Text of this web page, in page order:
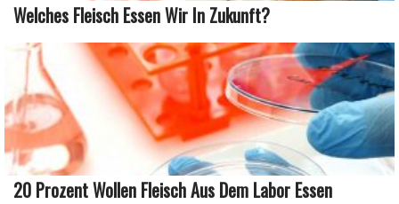
Welches Fleisch Essen Wir In Zukunft?
20 Prozent Wollen Fleisch Aus Dem Labor Essen